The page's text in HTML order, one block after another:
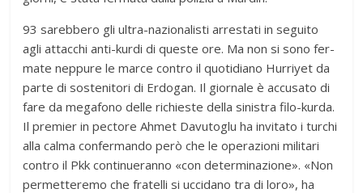
93 sareb­bero gli ultra-nazionalisti arre­stati in seguito
agli attac­chi anti-kurdi di que­ste ore. Ma non si sono fer­
mate nep­pure le marce con­tro il quo­ti­diano Hur­riyet da
parte di soste­ni­tori di Erdo­gan. Il gior­nale è accu­sato di
fare da mega­fono delle richie­ste della sini­stra filo-kurda.
Il pre­mier in pec­tore Ahmet Davu­to­glu ha invi­tato i tur­chi
alla calma con­fer­mando però che le ope­ra­zioni mili­tari
con­tro il Pkk con­ti­nue­ranno «con deter­mi­na­zione». «Non
per­met­te­remo che fra­telli si ucci­dano tra di loro», ha